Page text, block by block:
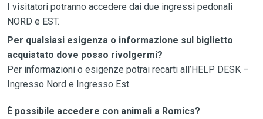
I visitatori potranno accedere dai due ingressi pedonali
NORD e EST.
Per qualsiasi esigenza o informazione sul biglietto
acquistato dove posso rivolgermi?
Per informazioni o esigenze potrai recarti all’HELP DESK –
Ingresso Nord e Ingresso Est.
È possibile accedere con animali a Romics?